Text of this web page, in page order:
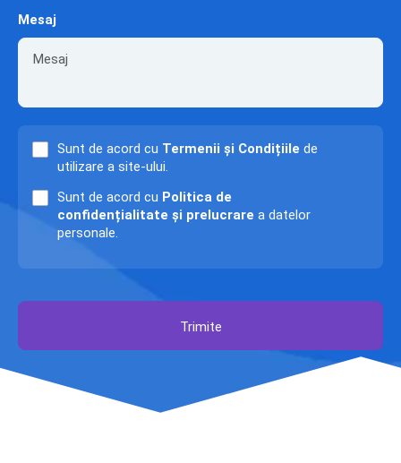
Mesaj
Sunt de acord cu Termenii și Condițiile de
utilizare a site-ului.
Sunt de acord cu Politica de
confidențialitate și prelucrare a datelor
personale.
Trimite